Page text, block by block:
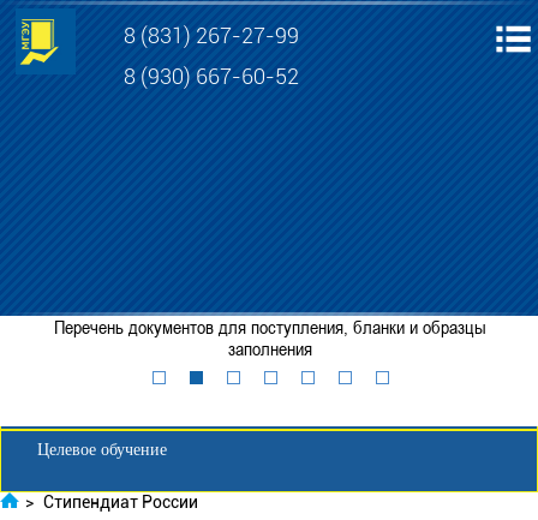
8 (831) 267-27-99
8 (930) 667-60-52
Перечень документов для поступления, бланки и образцы
заполнения
Забронировать место
Личный кабинет для абитуриента
Целевое обучение
> Стипендиат России